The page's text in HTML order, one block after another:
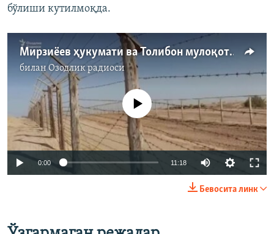
бўлиши кутилмоқда.
Мирзиёев ҳукумати ва Толибон мулоқоти. Ўзбекистон эртаси таҳликадами?
биланОзодлик радиоси
Айни дамда медиа-манба мавжуд эмас
0:00 11:18
Бевосита линк